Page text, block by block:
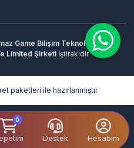
0
Destek Hesabım
Game Bilişim Teknolojiler
Limited Şirketi İştirakidir.
paketleri ile hazırlanmıştır.